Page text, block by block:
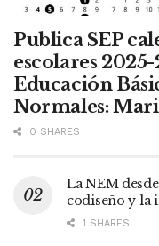
Publica SEP
escolares
Educación
Normales:
0 SHARES
La NEM
codiseño y la
1 SHARES